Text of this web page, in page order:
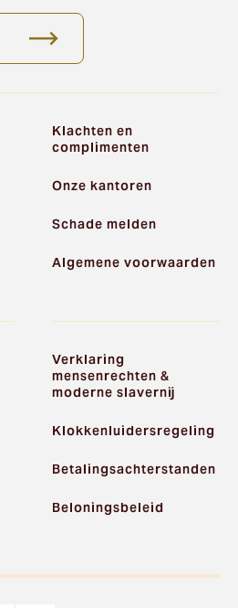
Klachten en
complimenten
Onze kantoren
Schade melden
Algemene voorwaarden
Verklaring
mensenrechten &
moderne slavernij
Klokkenluidersregeling
Betalingsachterstanden
Beloningsbeleid